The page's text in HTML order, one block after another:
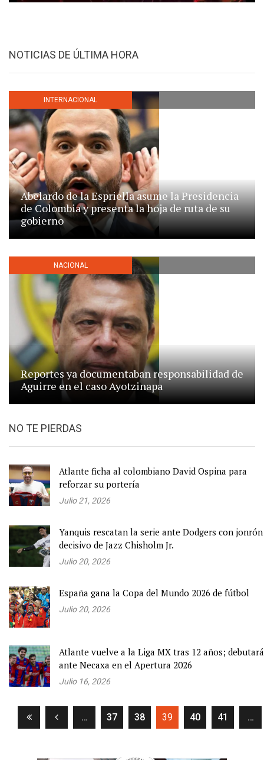
NOTICIAS DE ÚLTIMA HORA
INTERNACIONAL
Abelardo de la Espriella asume la Presidencia
de Colombia y presenta la hoja de ruta de su
gobierno
NACIONAL
Reportes ya documentaban responsabilidad de
Aguirre en el caso Ayotzinapa
NO TE PIERDAS
Atlante ficha al colombiano David Ospina para
reforzar su portería
Julio 21, 2026
Yanquis rescatan la serie ante Dodgers con jonrón
decisivo de Jazz Chisholm Jr.
Julio 20, 2026
España gana la Copa del Mundo 2026 de fútbol
Julio 20, 2026
Atlante vuelve a la Liga MX tras 12 años; debutará
ante Necaxa en el Apertura 2026
Julio 16, 2026
… 37 38 39(current)
40 41 …